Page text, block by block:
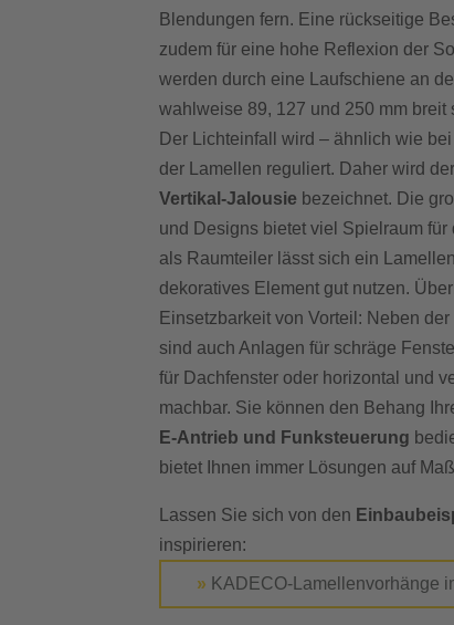
Blendungen fern. Eine rückseitige
zudem für eine hohe Reflexion der
werden durch eine Laufschiene an
wahlweise 89, 127 und 250 mm breit
Der Lichteinfall wird – ähnlich wie
der Lamellen reguliert. Daher wird der
Vertikal-Jalousie bezeichnet. Die
und Designs bietet viel Spielraum
als Raumteiler lässt sich ein
dekoratives Element gut nutzen.
Einsetzbarkeit von Vorteil: Neben
sind auch Anlagen für schräge
für Dachfenster oder horizontal und
machbar. Sie können den Behang
E-Antrieb und Funksteuerung
bietet Ihnen immer Lösungen auf
Lassen Sie sich von den
inspirieren:
» KADECO-Lamellenvorhänge